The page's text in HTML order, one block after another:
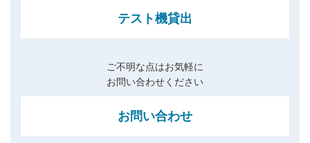
テスト機貸出
ご不明な点はお気軽に
お問い合わせください
お問い合わせ